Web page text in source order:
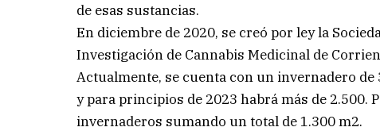
de esas sustancias.
En diciembre de 2020, se creó por ley la
Investigación de Cannabis Medicinal de
Actualmente, se cuenta con un invernadero
y para principios de 2023 habrá más de
invernaderos sumando un total de 1.300 m2.